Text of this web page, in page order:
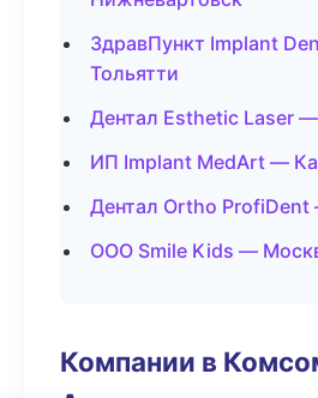
ЗдравПункт Implant
Тольятти
Дентал Esthetic Laser
ИП Implant MedArt —
Дентал Ortho ProfiDent
ООО Smile Kids —
Компании в